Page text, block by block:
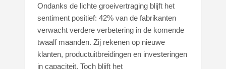
Ondanks de lichte groeivertraging blijft het
sentiment positief: 42% van de fabrikanten
verwacht verdere verbetering in de komende
twaalf maanden. Zij rekenen op nieuwe
klanten, productuitbreidingen en investeringen
in capaciteit. Toch blijft het